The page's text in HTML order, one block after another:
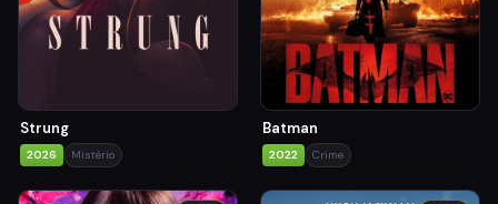
Strung
2026 Mistério
Batman
2022 Crime